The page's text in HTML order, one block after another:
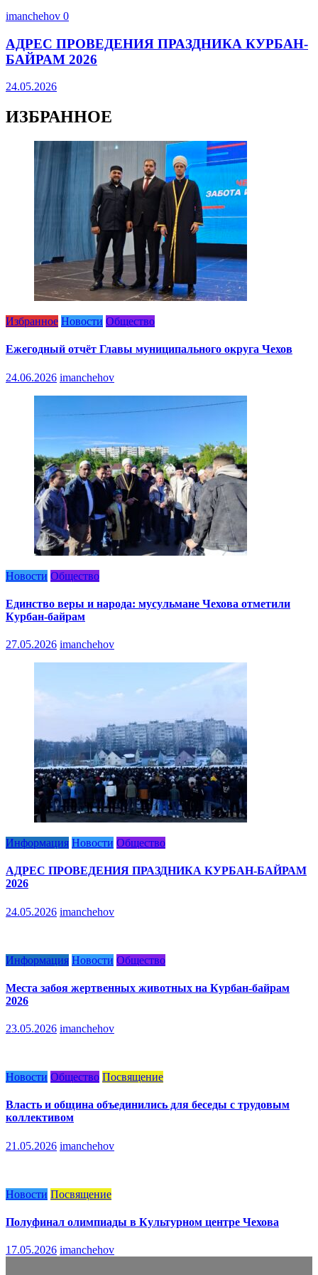
imanchehov 0
АДРЕС ПРОВЕДЕНИЯ ПРАЗДНИКА КУРБАН-
БАЙРАМ 2026
24.05.2026
ИЗБРАННОЕ
Избранное Новости Общество
Ежегодный отчёт Главы муниципального округа Чехов
24.06.2026 imanchehov
Новости Общество
Единство веры и народа: мусульмане Чехова отметили
Курбан-байрам
27.05.2026 imanchehov
Информация Новости Общество
АДРЕС ПРОВЕДЕНИЯ ПРАЗДНИКА КУРБАН-БАЙРАМ
2026
24.05.2026 imanchehov
Информация Новости Общество
Места забоя жертвенных животных на Курбан-байрам
2026
23.05.2026 imanchehov
Новости Общество Посвящение
Власть и община объединились для беседы с трудовым
коллективом
21.05.2026 imanchehov
Новости Посвящение
Полуфинал олимпиады в Культурном центре Чехова
17.05.2026 imanchehov